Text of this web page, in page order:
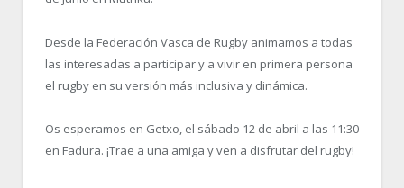
Desde la Federación Vasca de Rugby animamos a todas
las interesadas a participar y a vivir en primera persona
el rugby en su versión más inclusiva y dinámica.
Os esperamos en Getxo, el sábado 12 de abril a las 11:30
en Fadura. ¡Trae a una amiga y ven a disfrutar del rugby!